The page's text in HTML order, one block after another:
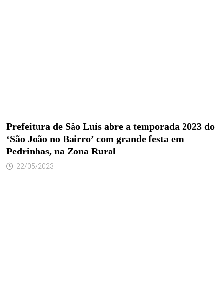
Prefeitura de São Luís abre a temporada 2023 do
‘São João no Bairro’ com grande festa em
Pedrinhas, na Zona Rural
22/05/2023